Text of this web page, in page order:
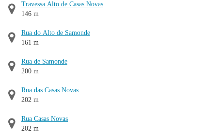
Travessa Alto de Casas Novas
146 m
Rua do Alto de Samonde
161 m
Rua de Samonde
200 m
Rua das Casas Novas
202 m
Rua Casas Novas
202 m